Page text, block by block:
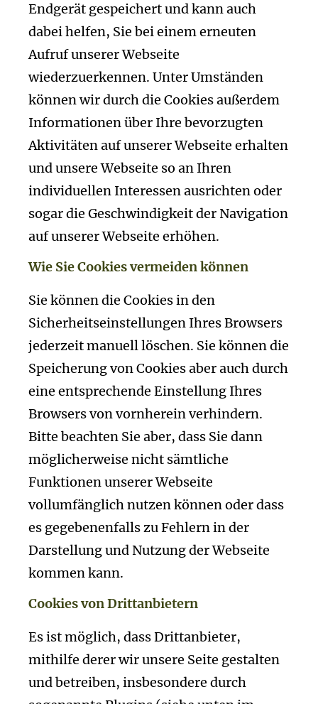
Endgerät gespeichert und kann auch
dabei helfen, Sie bei einem erneuten
Aufruf unserer Webseite
wiederzuerkennen. Unter Umständen
können wir durch die Cookies außerdem
Informationen über Ihre bevorzugten
Aktivitäten auf unserer Webseite erhalten
und unsere Webseite so an Ihren
individuellen Interessen ausrichten oder
sogar die Geschwindigkeit der Navigation
auf unserer Webseite erhöhen.
Wie Sie Cookies vermeiden können
Sie können die Cookies in den
Sicherheitseinstellungen Ihres Browsers
jederzeit manuell löschen. Sie können die
Speicherung von Cookies aber auch durch
eine entsprechende Einstellung Ihres
Browsers von vornherein verhindern.
Bitte beachten Sie aber, dass Sie dann
möglicherweise nicht sämtliche
Funktionen unserer Webseite
vollumfänglich nutzen können oder dass
es gegebenenfalls zu Fehlern in der
Darstellung und Nutzung der Webseite
kommen kann.
Cookies von Drittanbietern
Es ist möglich, dass Drittanbieter,
mithilfe derer wir unsere Seite gestalten
und betreiben, insbesondere durch